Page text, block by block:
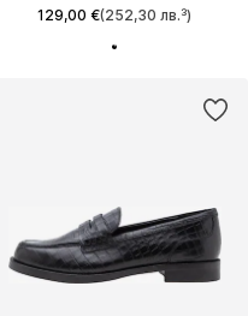
129,00 €(252,30 лв.³)